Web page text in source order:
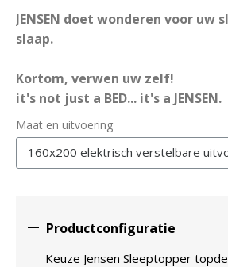
JENSEN doet wonderen voor uw
slaap.
Kortom, verwen uw zelf!
it's not just a BED... it's a JENSEN.
Maat en uitvoering
 Productconfiguratie
Keuze Jensen Sleeptopper